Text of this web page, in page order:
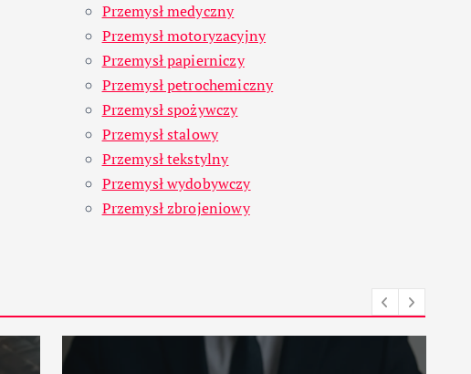
Przemysł medyczny
Przemysł motoryzacyjny
Przemysł papierniczy
Przemysł petrochemiczny
Przemysł spożywczy
Przemysł stalowy
Przemysł tekstylny
Przemysł wydobywczy
Przemysł zbrojeniowy